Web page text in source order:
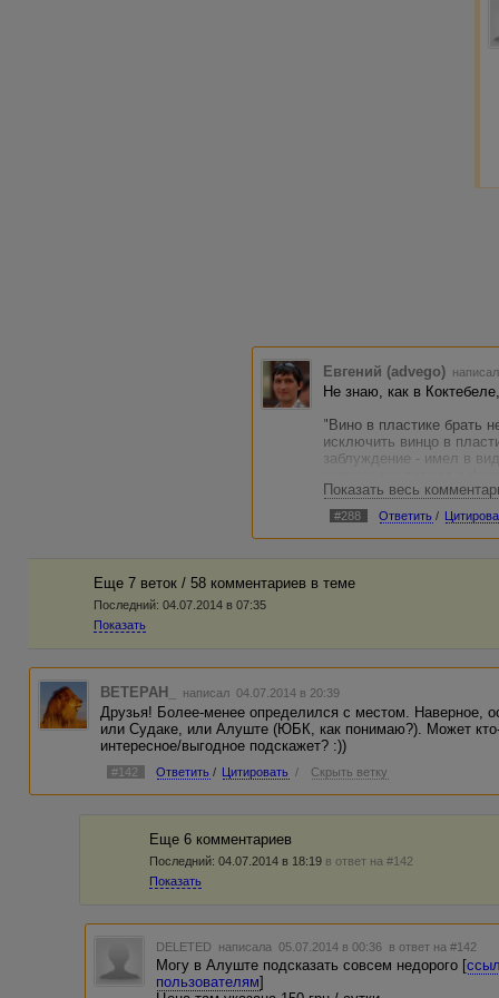
Евгений (advego)
Не знаю, как в
"Вино в пластике брать
исключить винцо в
заблуждение - имел в
"Кстати, почему именно
вино? :))" - вот сразу
Ну как будешь на
Показать весь
#288 Ответить /
Еще 7 веток / 58 комментариев в темe
Последний: 04.07.2014 в 07:35
Показать
BETEPAH_ написал 04.07.2014 в 20:39
Друзья! Более-менее определился с местом. Наверное,
или Судаке, или Алуште (ЮБК, как понимаю?). Может
интересное/выгодное подскажет? :))
#142 Ответить / Цитировать / Скрыть ветку
Еще 6 комментариев
Последний: 04.07.2014 в 18:19 в ответ на #142
Показать
DELETED написала 05.07.2014 в 00:36 в ответ на #142
Могу в Алуште подсказать совсем недорого [
пользователям]